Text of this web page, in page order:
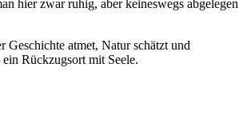
hier zwar ruhig, aber keineswegs abgelegen
Geschichte atmet, Natur schätzt und
Rückzugsort mit Seele.